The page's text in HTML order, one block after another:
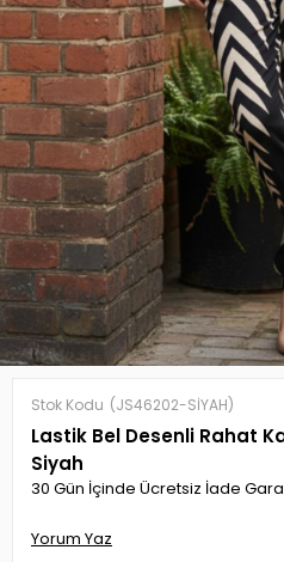
Stok Kodu (JS46202-SİYAH)
Lastik Bel Desenli Rahat
Siyah
30 Gün İçinde Ücretsiz İade
Yorum Yaz